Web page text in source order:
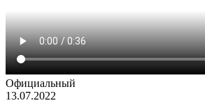
Официальный
13.07.2022